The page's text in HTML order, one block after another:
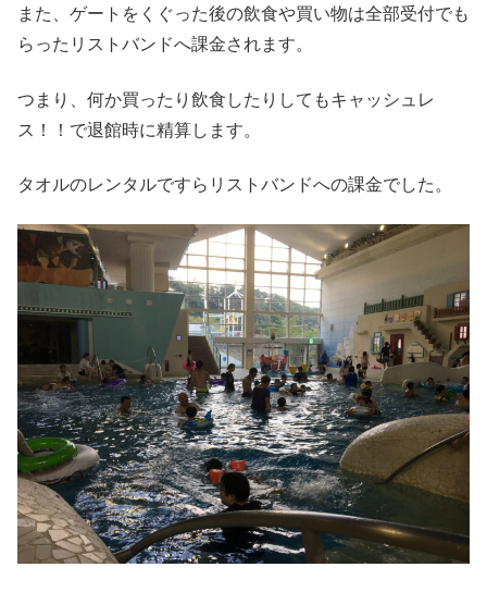
また、ゲートをくぐった後の飲食や買い物は全部受付でも
らったリストバンドへ課金されます。
つまり、何か買ったり飲食したりしてもキャッシュレ
ス！！で退館時に精算します。
タオルのレンタルですらリストバンドへの課金でした。